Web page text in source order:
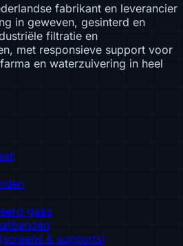
fabrikant en leverancier
in geweven, gesinterd en
filtratie en
met responsieve support voor
en waterzuivering in heel
gaas
& supports)